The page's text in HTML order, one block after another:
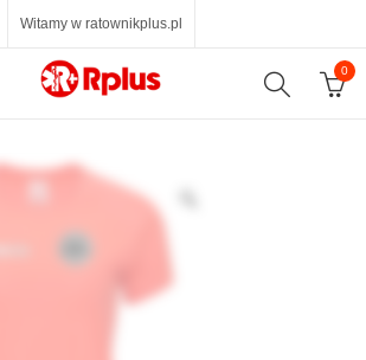
Witamy w ratownikplus.pl
0